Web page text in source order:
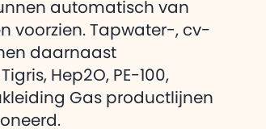
automatisch van
voorzien. Tapwater-, cv-
daarnaast
Hep2O, PE-100,
Gas productlijnen